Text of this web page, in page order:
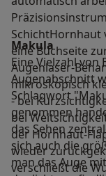
SchichtHornhaut
eine Buchseite
Augenlaser-
mikroskopisch
- bei
bei
der Hornhaut-
wieder
verschließt die
Makula
Eine Vielzahl
Augenabschnitt
Schlagwort
genommen
das Sehen
sich auch die
man das Auge